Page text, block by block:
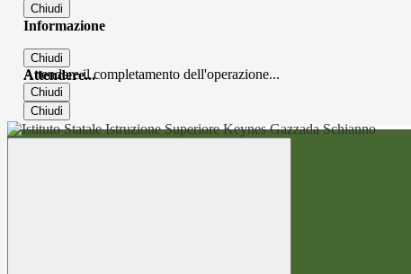
Chiudi
Informazione
Chiudi
Attendere...
Attendere il completamento dell'operazione...
Chiudi
Chiudi